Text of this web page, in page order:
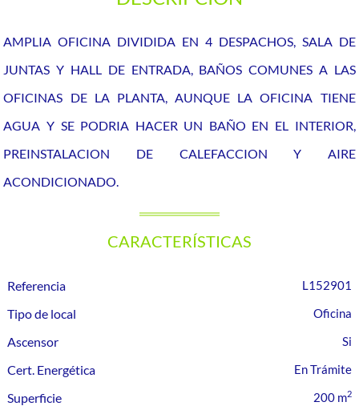
AMPLIA OFICINA DIVIDIDA EN 4 DESPACHOS, SALA DE
JUNTAS Y HALL DE ENTRADA, BAÑOS COMUNES A LAS
OFICINAS DE LA PLANTA, AUNQUE LA OFICINA TIENE
AGUA Y SE PODRIA HACER UN BAÑO EN EL INTERIOR,
PREINSTALACION DE CALEFACCION Y AIRE
ACONDICIONADO.
CARACTERÍSTICAS
Referencia L152901
Tipo de local Oficina
Ascensor
Cert. Energética
En Trámite
Superficie 200 m2